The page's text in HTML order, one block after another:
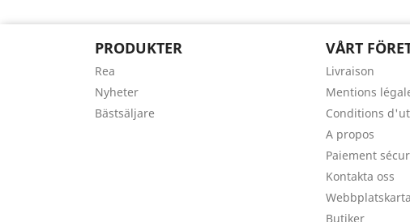
PRODUKTER
Rea
Nyheter
Bästsäljare
VÅRT
Livraison
Mentions
Conditions
A propos
Paiement
Kontakta oss
Webbplatskarta
Butiker